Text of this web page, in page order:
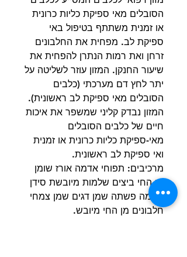
הסובלים מאי ספיקת כליות כרונית
או זמנית משתתף בטיפול באי
ספיקת לב. מפחית את החלבונים
זרחן ואת רמות הנתרן להפחית את
שיעור החנקן. המזון עוזר לשליטה על
​​יתר לחץ דם מערכתי (כלבים
הסובלים מאי ספיקת לב ראשונית).
המזון נבדק קליני שמשפר את איכות
חיים של כלבים הסובלים
מאי-ספיקת כליות כרונית או זמנית
ואי ספיקת לב ראשונית.
מרכיבים: תפוחי אדמה אורז שומן
מן החי ביצים שלמות מיובשת סידן
פחמה פשתה שמן דגים שמן צמחי
חלבונים מן החי מיובש.